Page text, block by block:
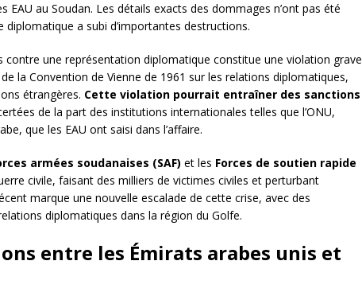
EAU au Soudan. Les détails exacts des dommages n’ont pas été
diplomatique a subi d’importantes destructions.
contre une représentation diplomatique constitue une violation grave
la Convention de Vienne de 1961 sur les relations diplomatiques,
étrangères. Cette violation pourrait entraîner des sanctions
de la part des institutions internationales telles que l’ONU,
que les EAU ont saisi dans l’affaire.
armées soudanaises (SAF) et les Forces de soutien rapide
civile, faisant des milliers de victimes civiles et perturbant
marque une nouvelle escalade de cette crise, avec des
diplomatiques dans la région du Golfe.
entre les Émirats arabes unis et